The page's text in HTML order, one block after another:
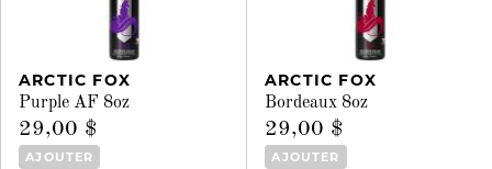
ARCTIC FOX
Purple AF 8oz
29,00 $
AJOUTER
ARCTIC FOX
Bordeaux 8oz
29,00 $
AJOUTER